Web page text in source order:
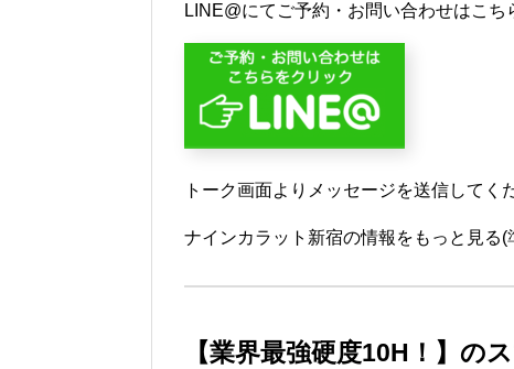
LINE@にてご予約・お問い合わせはこち
トーク画面よりメッセージを送信してく
ナインカラット新宿の情報をもっと見る(
【業界最強硬度10H！】の